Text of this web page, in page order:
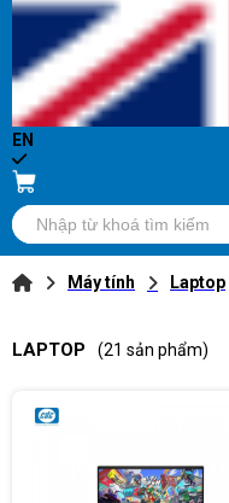
EN
Máy tính Laptop
LAPTOP (21 sản phẩm)